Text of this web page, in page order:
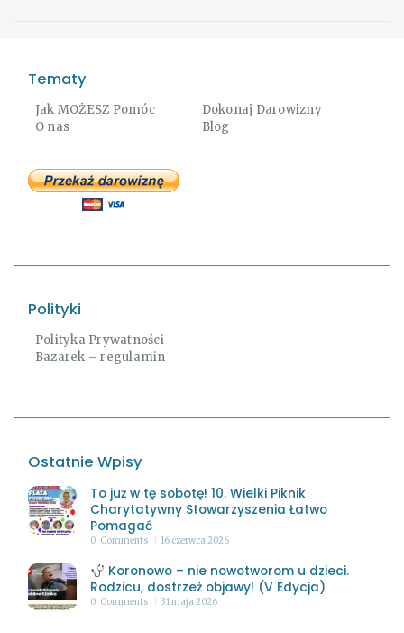
Tematy
Jak MOŻESZ Pomóc
Dokonaj Darowizny
O nas
Blog
Polityki
Polityka Prywatności
Bazarek – regulamin
Ostatnie Wpisy
To już w tę sobotę! 10. Wielki Piknik
Charytatywny Stowarzyszenia Łatwo
Pomagać
0 Comments 16 czerwca 2026
Koronowo – nie nowotworom u dzieci.
Rodzicu, dostrzeż objawy! (V Edycja)
0 Comments 31 maja 2026